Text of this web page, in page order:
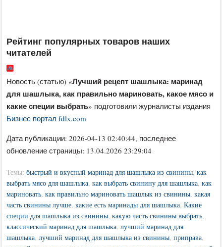
Рейтинг популярных товаров наших
читателей
Новость (статью) «Лучший рецепт шашлыка: маринад
для шашлыка, как правильно мариновать, какое мясо и
какие специи выбрать» подготовили журналисты издания
Бизнес портал fdlx.com
Дата публикации:2026-04-13 02:40:44, последнее
обновление страницы: 13.04.2026 23:29:04
Темы:быстрый и вкусный маринад для шашлыка из свинины,как
выбрать мясо для шашлыка,как выбрать свинину для шашлыка,как
мариновать,как правильно мариновать шашлык из свинины,какая
часть свинины лучше,какие есть маринады для шашлыка,Какие
специи для шашлыка из свинины,какую часть свинины выбрать,
классический маринад для шашлыка,лучший маринад для
шашлыка,лучший маринад для шашлыка из свинины,приправа,